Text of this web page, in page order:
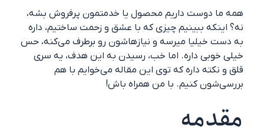
همه ما دوست داریم محصول یا خدمتمون پرفروش بشه،
نه؟ اینکه ببینیم چیزی که با عشق و زحمت ساختیم، داره
به دست خیلیا میرسه و نیازهاشون رو برطرف می‌کنه، حس
خیلی خوبی داره. اما خب، رسیدن به این هدف، یه سری
قلق و نکته داره که توی این مقاله می‌خوایم با هم
بررسی‌شون کنیم. با من همراه باش!
مقدمه